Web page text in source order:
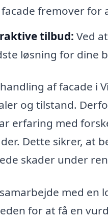
fremover for
tilbud: Ved
løsning for dine
af facade i
og tilstand.
erfaring med
Dette sikrer, at
skader under
med en
for at få en